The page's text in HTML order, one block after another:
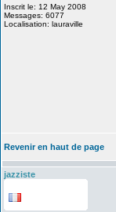
Inscrit le: 12 May 2008
Messages: 6077
Localisation: lauraville
Revenir en haut de page
jazziste